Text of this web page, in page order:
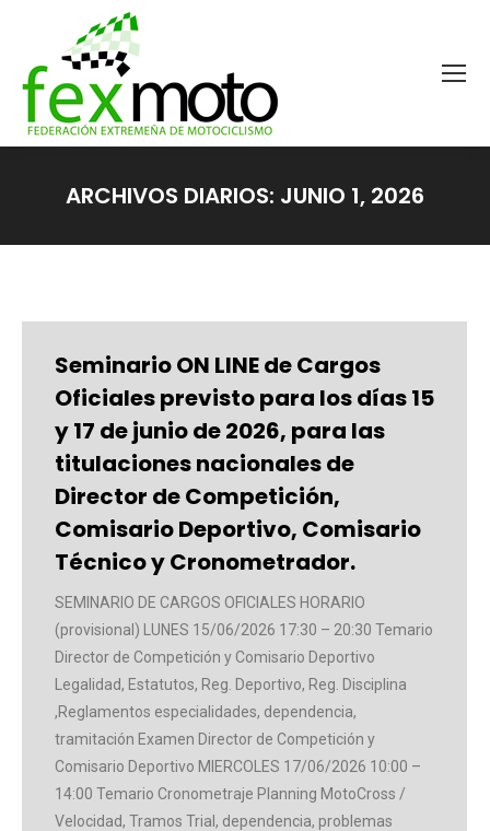
ARCHIVOS DIARIOS: JUNIO 1, 2026
Seminario ON LINE de Cargos
Oficiales previsto para los días 15
y 17 de junio de 2026, para las
titulaciones nacionales de
Director de Competición,
Comisario Deportivo, Comisario
Técnico y Cronometrador.
SEMINARIO DE CARGOS OFICIALES HORARIO
(provisional) LUNES 15/06/2026 17:30 – 20:30 Temario
Director de Competición y Comisario Deportivo
Legalidad, Estatutos, Reg. Deportivo, Reg. Disciplina
,Reglamentos especialidades, dependencia,
tramitación Examen Director de Competición y
Comisario Deportivo MIERCOLES 17/06/2026 10:00 –
14:00 Temario Cronometraje Planning MotoCross /
Velocidad, Tramos Trial, dependencia, problemas